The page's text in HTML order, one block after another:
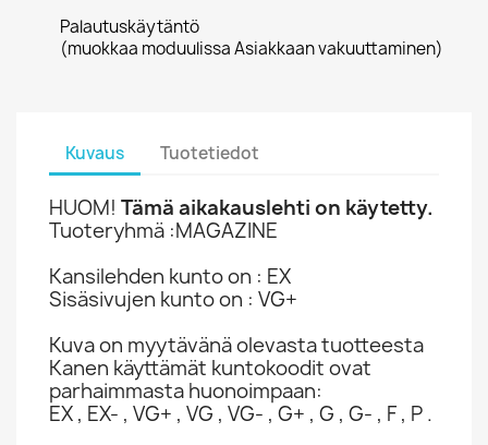
Palautuskäytäntö
(muokkaa moduulissa Asiakkaan vakuuttaminen)
Kuvaus Tuotetiedot
HUOM! Tämä aikakauslehti on käytetty.
Tuoteryhmä :MAGAZINE
Kansilehden kunto on : EX
Sisäsivujen kunto on : VG+
Kuva on myytävänä olevasta tuotteesta
Kanen käyttämät kuntokoodit ovat
parhaimmasta huonoimpaan:
EX , EX- , VG+ , VG , VG- , G+ , G , G- , F , P .